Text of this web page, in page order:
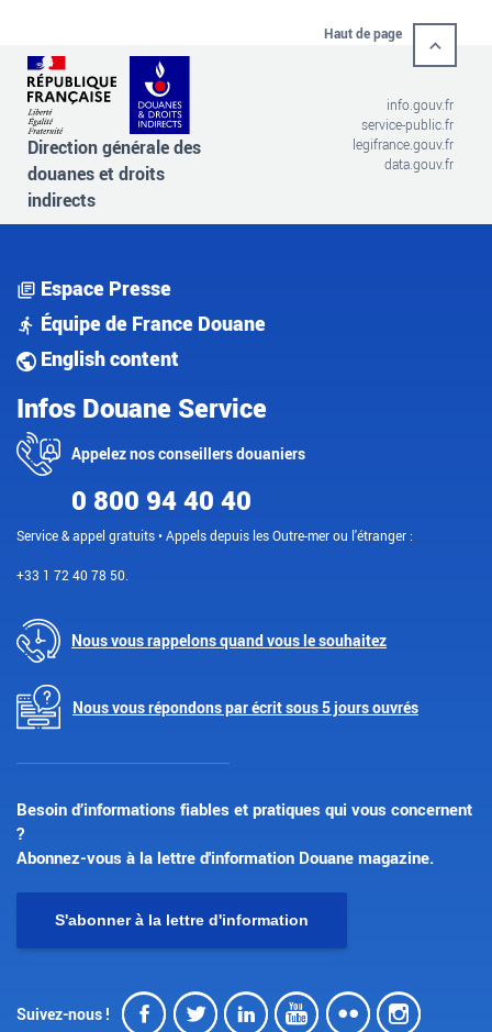
Haut de page
Direction générale des
douanes et droits
indirects
info.gouv.fr
service-public.fr
legifrance.gouv.fr
data.gouv.fr
Espace Presse
Équipe de France Douane
English content
Infos Douane Service
Appelez nos conseillers douaniers
0 800 94 40 40
Service & appel gratuits • Appels depuis les Outre-mer ou l'étranger :
+33 1 72 40 78 50.
Nous vous rappelons quand vous le souhaitez
Nous vous répondons par écrit sous 5 jours ouvrés
Besoin d’informations fiables et pratiques qui vous concernent
?
Abonnez-vous à la lettre d'information Douane magazine.
S'abonner à la lettre d'information
Suivez-nous ! Facebook
Twitter
LinkedIn
Youtube
Flickr